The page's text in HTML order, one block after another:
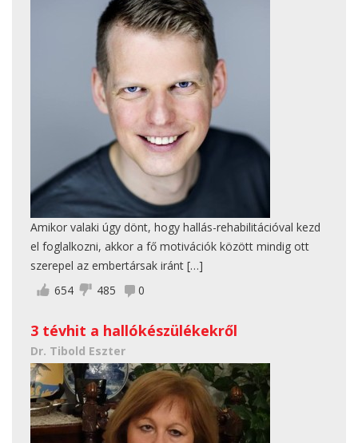
Pearl Jam, Stadthalle, Bécs -
2014. június 25.
Amikor valaki úgy dönt, hogy hallás-rehabilitációval kezd
el foglalkozni, akkor a fő motivációk között mindig ott
szerepel az embertársak iránt […]
654
485 0
3 tévhit a hallókészülékekről
Dr. Tibold Eszter